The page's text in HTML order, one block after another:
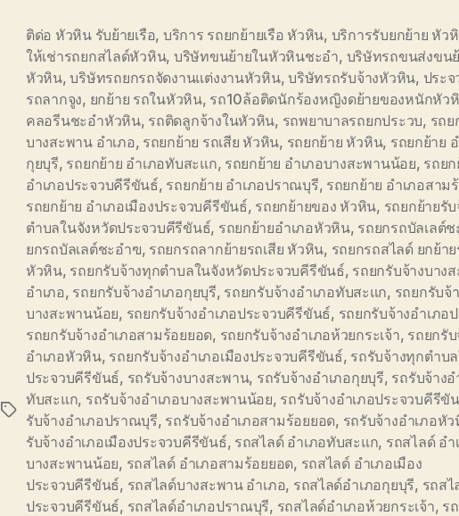
Tags
ติด่อ หัวหิน รับย้ายเรือ, บริการ รถยกย้ายเรือ หัวหิน, บริการรับยกย้าย หัว
ให้เช่ารถยกสไลด์หัวหิน, บริษัทขนย้ายในหัวหินชะอำ, บริษัทรถขนส่งขน
หัวหิน,บริษัทรถยกรถจัดงานแต่งงานหัวหิน,บริษัทรถรับจ้างหัวหิน, ประ
รถลากจูง, ยกย้าย รถในหัวหิน, รถ10ล้อติดนักร้องหญิงดย้ายของหนักหัว
คลอรีนชะอำหัวหิน, รถติดลูกจ้างในหัวหิน, รถพยาบาลรถยกประวบ, รถย
บางสะพาน อำเภอ, รถยกย้าย รถเสีย หัวหิน, รถยกย้าย หัวหิน, รถยกย้าย
กุยบุรี, รถยกย้าย อำเภอทับสะแก, รถยกย้าย อำเภอบางสะพานน้อย, รถย
อำเภอประจวบคีรีขันธ์, รถยกย้าย อำเภอปราณบุรี, รถยกย้าย อำเภอสาม
รถยกย้าย อำเภอเมืองประจวบคีรีขันธ์, รถยกย้ายของ หัวหิน, รถยกย้ายรั
ตำบลในจังหวัดประจวบคีรีขันธ์, รถยกย้ายอำเภอหัวหิน, รถยกรถบัลเลต์ช
ยกรถบัลเลต์ชะอำฃ, รถยกรถลากย้ายรถเสีย หัวหิน, รถยกรถสไลด์ ยกย้าย
หัวหิน, รถยกรับจ้างทุกตำบลในจังหวัดประจวบคีรีขันธ์, รถยกรับจ้างบาง
อำเภอ, รถยกรับจ้างอำเภอกุยบุรี, รถยกรับจ้างอำเภอทับสะแก, รถยกรับจ้
บางสะพานน้อย, รถยกรับจ้างอำเภอประจวบคีรีขันธ์, รถยกรับจ้างอำเภอ
รถยกรับจ้างอำเภอสามร้อยยอด, รถยกรับจ้างอำเภอห้วยกระเจ้า, รถยกรับ
อำเภอหัวหิน, รถยกรับจ้างอำเภอเมืองประจวบคีรีขันธ์, รถรับจ้างทุกตำบ
ประจวบคีรีขันธ์, รถรับจ้างบางสะพาน, รถรับจ้างอำเภอกุยบุรี, รถรับจ้างอ
ทับสะแก, รถรับจ้างอำเภอบางสะพานน้อย, รถรับจ้างอำเภอประจวบคีรีขั
รับจ้างอำเภอปราณบุรี, รถรับจ้างอำเภอสามร้อยยอด, รถรับจ้างอำเภอหั
รับจ้างอำเภอเมืองประจวบคีรีขันธ์, รถสไลด์ อำเภอทับสะแก, รถสไลด์ อำ
บางสะพานน้อย, รถสไลด์ อำเภอสามร้อยยอด, รถสไลด์ อำเภอเมือง
ประจวบคีรีขันธ์, รถสไลด์บางสะพาน อำเภอ, รถสไลด์อำเภอกุยบุรี, รถสไ
ประจวบคีรีขันธ์, รถสไลด์อำเภอปราณบุรี, รถสไลด์อำเภอห้วยกระเจ้า, ร